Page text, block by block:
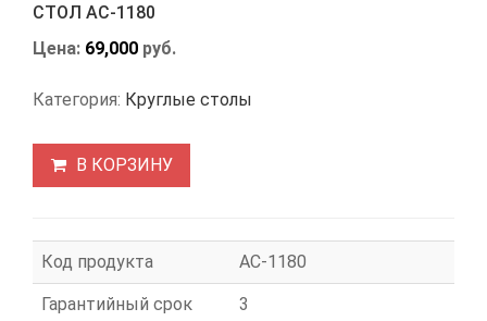
СТОЛ АС-1180
Цена: 69,000 руб.
Категория: Круглые столы
В КОРЗИНУ
Код продукта АС-1180
Гарантийный срок 3